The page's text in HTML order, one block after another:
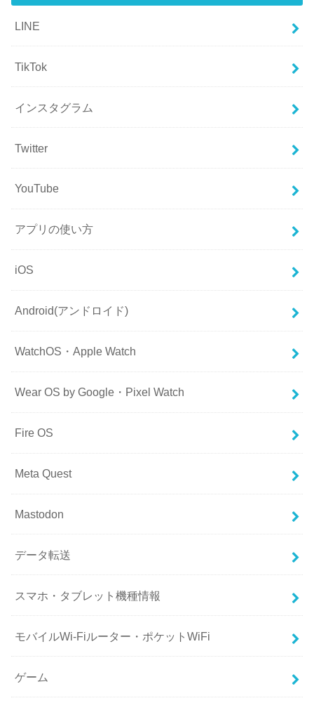
LINE
TikTok
インスタグラム
Twitter
YouTube
アプリの使い方
iOS
Android(アンドロイド)
WatchOS・Apple Watch
Wear OS by Google・Pixel Watch
Fire OS
Meta Quest
Mastodon
データ転送
スマホ・タブレット機種情報
モバイルWi-Fiルーター・ポケットWiFi
ゲーム